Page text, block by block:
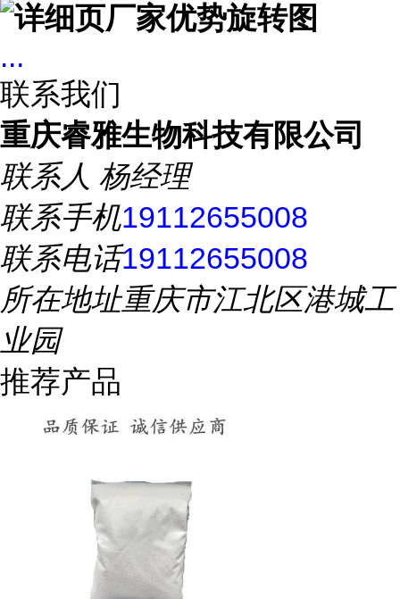
...
联系我们
重庆睿雅生物科技有限公司
联系人 杨经理
联系手机19112655008
联系电话19112655008
所在地址重庆市江北区港城工
业园
推荐产品